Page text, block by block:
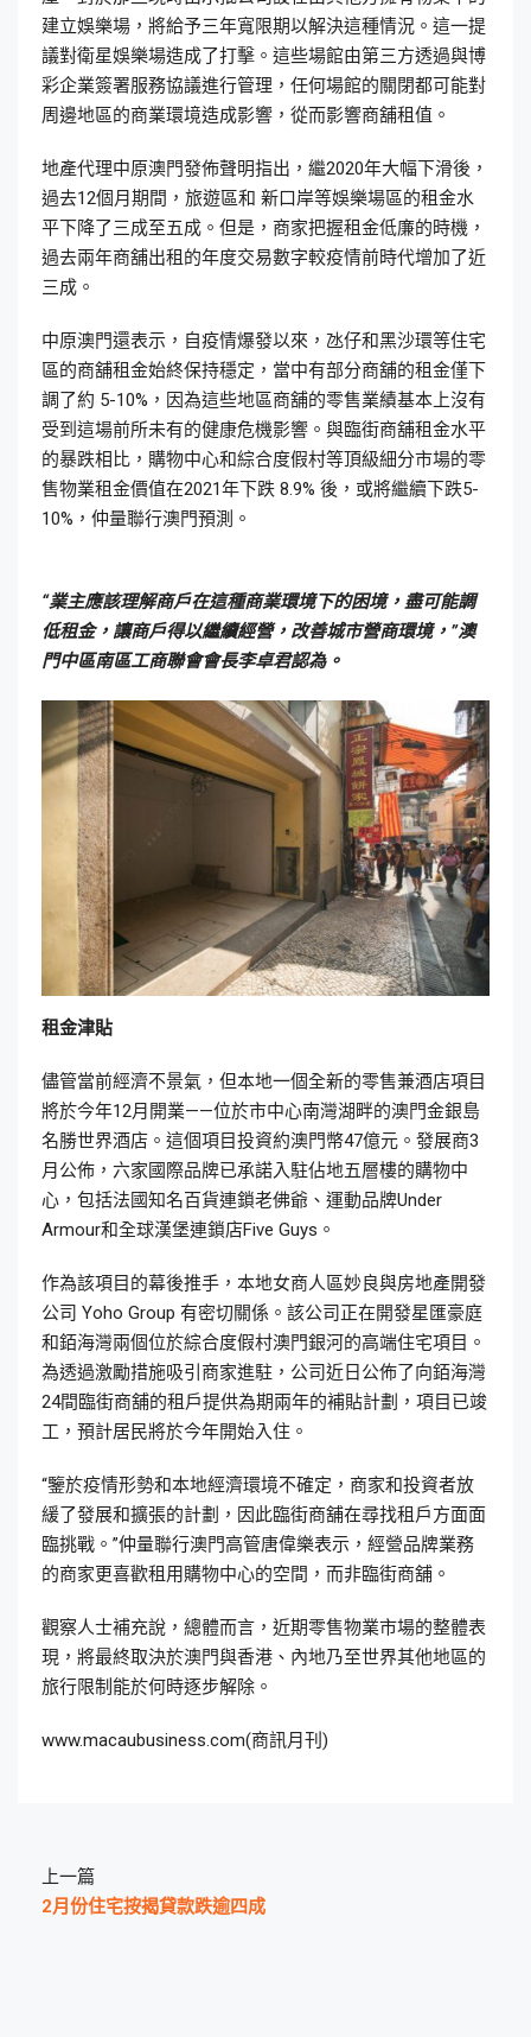
建立娛樂場，將給予三年寬限期以解決這種情況。這一提
議對衛星娛樂場造成了打擊。這些場館由第三方透過與博
彩企業簽署服務協議進行管理，任何場館的關閉都可能對
周邊地區的商業環境造成影響，從而影響商舖租值。
地產代理中原澳門發佈聲明指出，繼2020年大幅下滑後，
過去12個月期間，旅遊區和 新口岸等娛樂場區的租金水
平下降了三成至五成。但是，商家把握租金低廉的時機，
過去兩年商舖出租的年度交易數字較疫情前時代增加了近
三成。
中原澳門還表示，自疫情爆發以來，氹仔和黑沙環等住宅
區的商舖租金始終保持穩定，當中有部分商舖的租金僅下
調了約 5-10%，因為這些地區商舖的零售業績基本上沒有
受到這場前所未有的健康危機影響。與臨街商舖租金水平
的暴跌相比，購物中心和綜合度假村等頂級細分市場的零
售物業租金價值在2021年下跌 8.9% 後，或將繼續下跌5-
10%，仲量聯行澳門預測。
“業主應該理解商戶在這種商業環境下的困境，盡可能調
低租金，讓商戶得以繼續經營，改善城市營商環境，”澳
門中區南區工商聯會會長李卓君認為。
租金津貼
儘管當前經濟不景氣，但本地一個全新的零售兼酒店項目
將於今年12月開業——位於市中心南灣湖畔的澳門金銀島
名勝世界酒店。這個項目投資約澳門幣47億元。發展商3
月公佈，六家國際品牌已承諾入駐佔地五層樓的購物中
心，包括法國知名百貨連鎖老佛爺、運動品牌Under
Armour和全球漢堡連鎖店Five Guys。
作為該項目的幕後推手，本地女商人區妙良與房地產開發
公司 Yoho Group 有密切關係。該公司正在開發星匯豪庭
和銆海灣兩個位於綜合度假村澳門銀河的高端住宅項目。
為透過激勵措施吸引商家進駐，公司近日公佈了向銆海灣
24間臨街商舖的租戶提供為期兩年的補貼計劃，項目已竣
工，預計居民將於今年開始入住。
“鑒於疫情形勢和本地經濟環境不確定，商家和投資者放
緩了發展和擴張的計劃，因此臨街商舖在尋找租戶方面面
臨挑戰。”仲量聯行澳門高管唐偉樂表示，經營品牌業務
的商家更喜歡租用購物中心的空間，而非臨街商舖。
觀察人士補充說，總體而言，近期零售物業市場的整體表
現，將最終取決於澳門與香港、內地乃至世界其他地區的
旅行限制能於何時逐步解除。
www.macaubusiness.com(商訊月刊)
上一篇
2月份住宅按揭貸款跌逾四成